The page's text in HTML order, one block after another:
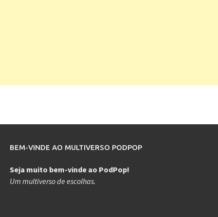
BEM-VINDE AO MULTIVERSO PODPOP
Seja muito bem-vinde ao PodPop!
Um multiverso de escolhas.